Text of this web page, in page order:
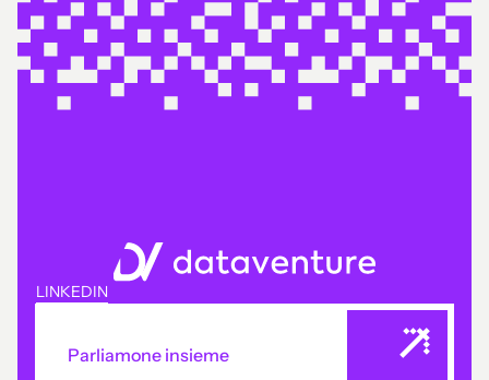
LINKEDIN
Parliamone insieme